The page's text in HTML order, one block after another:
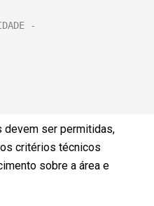
ser permitidas,
critérios técnicos
sobre a área e